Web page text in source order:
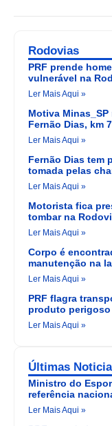
Rodovias
PRF prende
vulnerável na
Ler Mais Aqui »
Motiva
Fernão Dias, km
Ler Mais Aqui »
Fernão Dias tem
tomada pelas
Ler Mais Aqui »
Motorista fica
tombar na
Ler Mais Aqui »
Corpo é
manutenção na
Ler Mais Aqui »
PRF flagra
produto perigoso
Ler Mais Aqui »
Últimas
Ministro do
referência
Ler Mais Aqui »